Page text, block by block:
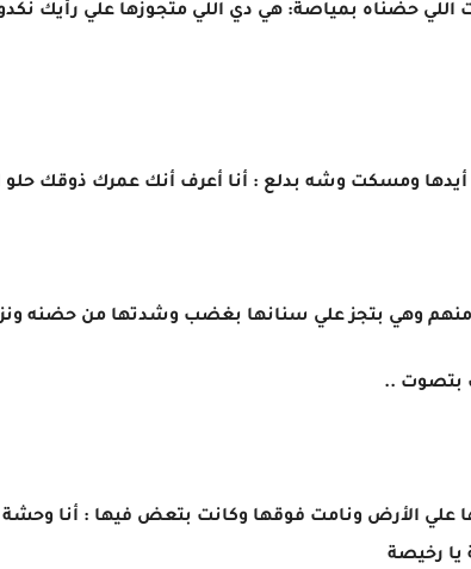
حضناه بمياصة: هي دي اللي متجوزها علي رأيك
ومسكت وشه بدلع : أنا أعرف أنك عمرك ذوقك حلو
وهي بتجز علي سنانها بغضب وشدتها من حضنه
بتصوت ..
علي الأرض ونامت فوقها وكانت بتعض فيها : أنا
يا رخيصة